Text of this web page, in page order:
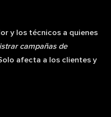
y los técnicos a quienes
campañas de
afecta a los clientes y